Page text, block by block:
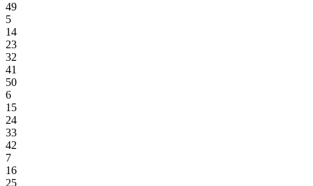
49
5
14
23
32
41
50
6
15
24
33
42
7
16
25